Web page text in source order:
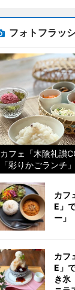
フォトフラッ
カフェ「木陰礼讃
「彩りかごランチ」
カフ
E」
ー」
カフ
E」
き氷